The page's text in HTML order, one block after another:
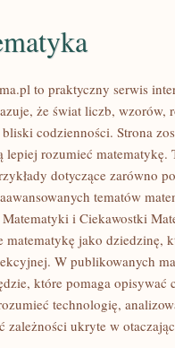
to praktyczny serwis
że świat liczb, wzorów,
codzienności. Strona
lepiej rozumieć
dotyczące zarówno
tematów
i Ciekawostki
matematykę jako dziedzinę,
W publikowanych
które pomaga opisywać
technologię,
zależności ukryte w